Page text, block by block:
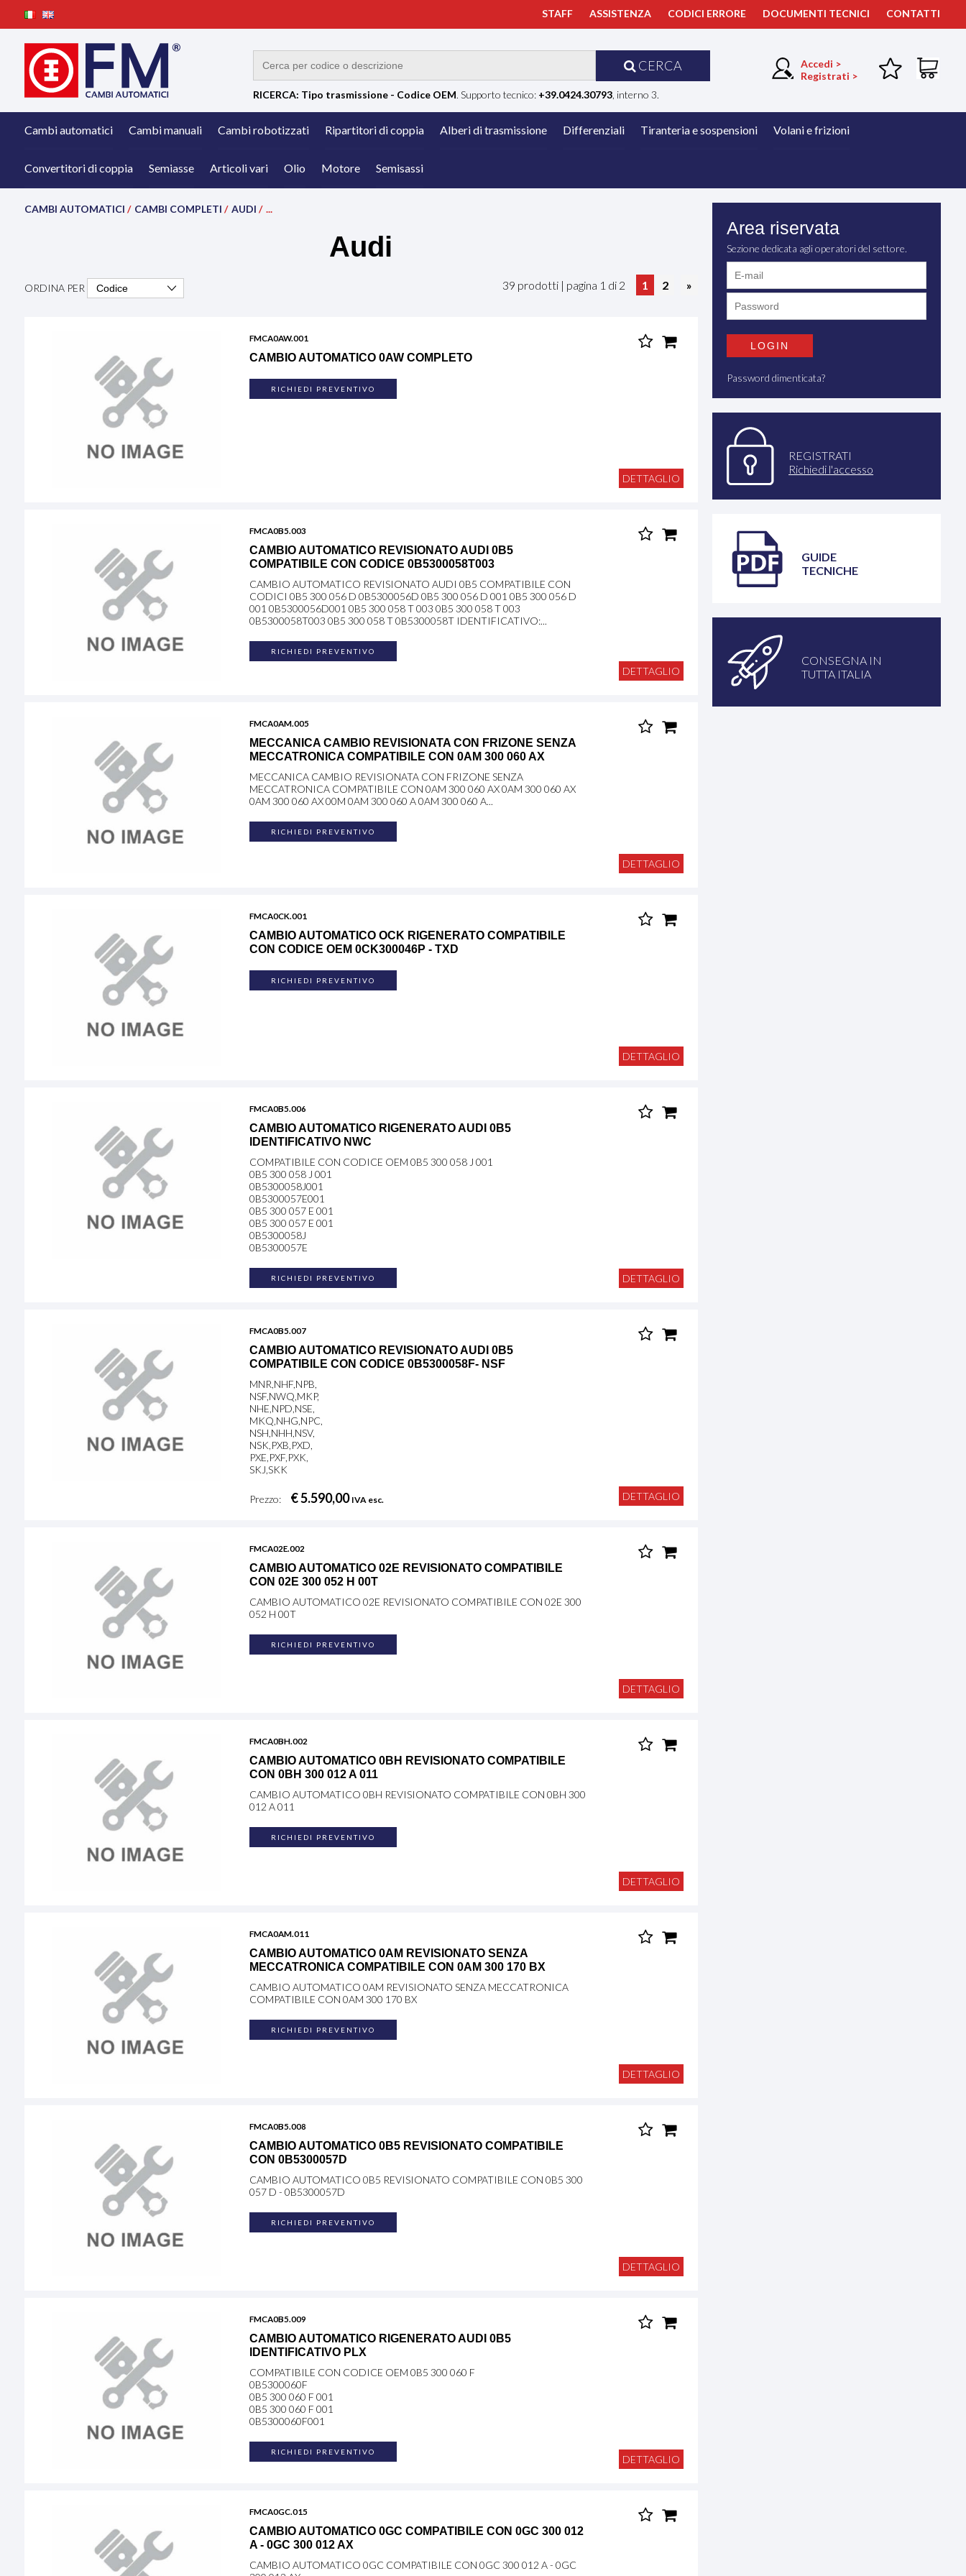
STAFF ASSISTENZA CODICI ERRORE DOCUMENTI TECNICI CONTATTI
CERCA
RICERCA: Tipo trasmissione - Codice OEM. Supporto tecnico: +39.0424.30793, interno 3.
Accedi >
Registrati >
Cambi automatici Cambi manuali Cambi robotizzati Ripartitori di coppia Alberi di trasmissione Differenziali Tiranteria e sospensioni Volani e frizioni
Convertitori di coppia Semiasse Articoli vari Olio Motore Semisassi
CAMBI AUTOMATICI / CAMBI COMPLETI / AUDI / ...
Audi
ORDINA PER 39 prodotti | pagina 1 di 2 1 2 »
FMCA0AW.001
CAMBIO AUTOMATICO 0AW COMPLETO
RICHIEDI PREVENTIVO
DETTAGLIO
FMCA0B5.003
CAMBIO AUTOMATICO REVISIONATO AUDI 0B5
COMPATIBILE CON CODICE 0B5300058T003
CAMBIO AUTOMATICO REVISIONATO AUDI 0B5 COMPATIBILE CON
CODICI 0B5 300 056 D 0B5300056D 0B5 300 056 D 001 0B5 300 056 D
001 0B5300056D001 0B5 300 058 T 003 0B5 300 058 T 003
0B5300058T003 0B5 300 058 T 0B5300058T IDENTIFICATIVO:...
RICHIEDI PREVENTIVO
DETTAGLIO
FMCA0AM.005
MECCANICA CAMBIO REVISIONATA CON FRIZONE SENZA
MECCATRONICA COMPATIBILE CON 0AM 300 060 AX
MECCANICA CAMBIO REVISIONATA CON FRIZONE SENZA
MECCATRONICA COMPATIBILE CON 0AM 300 060 AX 0AM 300 060 AX
0AM 300 060 AX 00M 0AM 300 060 A 0AM 300 060 A...
RICHIEDI PREVENTIVO
DETTAGLIO
FMCA0CK.001
CAMBIO AUTOMATICO OCK RIGENERATO COMPATIBILE
CON CODICE OEM 0CK300046P - TXD
RICHIEDI PREVENTIVO
DETTAGLIO
FMCA0B5.006
CAMBIO AUTOMATICO RIGENERATO AUDI 0B5
IDENTIFICATIVO NWC
COMPATIBILE CON CODICE OEM 0B5 300 058 J 001
0B5 300 058 J 001
0B5300058J001
0B5300057E001
0B5 300 057 E 001
0B5 300 057 E 001
0B5300058J
0B5300057E
RICHIEDI PREVENTIVO DETTAGLIO
FMCA0B5.007
CAMBIO AUTOMATICO REVISIONATO AUDI 0B5
COMPATIBILE CON CODICE 0B5300058F- NSF
MNR,NHF,NPB,
NSF,NWQ,MKP,
NHE,NPD,NSE,
MKQ,NHG,NPC,
NSH,NHH,NSV,
NSK,PXB,PXD,
PXE,PXF,PXK,
SKJ,SKK
Prezzo: € 5.590,00 IVA esc. DETTAGLIO
FMCA02E.002
CAMBIO AUTOMATICO 02E REVISIONATO COMPATIBILE
CON 02E 300 052 H 00T
CAMBIO AUTOMATICO 02E REVISIONATO COMPATIBILE CON 02E 300
052 H 00T
RICHIEDI PREVENTIVO
DETTAGLIO
FMCA0BH.002
CAMBIO AUTOMATICO 0BH REVISIONATO COMPATIBILE
CON 0BH 300 012 A 011
CAMBIO AUTOMATICO 0BH REVISIONATO COMPATIBILE CON 0BH 300
012 A 011
RICHIEDI PREVENTIVO
DETTAGLIO
FMCA0AM.011
CAMBIO AUTOMATICO 0AM REVISIONATO SENZA
MECCATRONICA COMPATIBILE CON 0AM 300 170 BX
CAMBIO AUTOMATICO 0AM REVISIONATO SENZA MECCATRONICA
COMPATIBILE CON 0AM 300 170 BX
RICHIEDI PREVENTIVO
DETTAGLIO
FMCA0B5.008
CAMBIO AUTOMATICO 0B5 REVISIONATO COMPATIBILE
CON 0B5300057D
CAMBIO AUTOMATICO 0B5 REVISIONATO COMPATIBILE CON 0B5 300
057 D - 0B5300057D
RICHIEDI PREVENTIVO
DETTAGLIO
FMCA0B5.009
CAMBIO AUTOMATICO RIGENERATO AUDI 0B5
IDENTIFICATIVO PLX
COMPATIBILE CON CODICE OEM 0B5 300 060 F
0B5300060F
0B5 300 060 F 001
0B5 300 060 F 001
0B5300060F001
RICHIEDI PREVENTIVO
DETTAGLIO
FMCA0GC.015
CAMBIO AUTOMATICO 0GC COMPATIBILE CON 0GC 300 012
A - 0GC 300 012 AX
CAMBIO AUTOMATICO 0GC COMPATIBILE CON 0GC 300 012 A - 0GC
Area riservata
Sezione dedicata agli operatori del settore.
Password dimenticata?
REGISTRATI
Richiedi l'accesso
GUIDE
TECNICHE
CONSEGNA IN
TUTTA ITALIA